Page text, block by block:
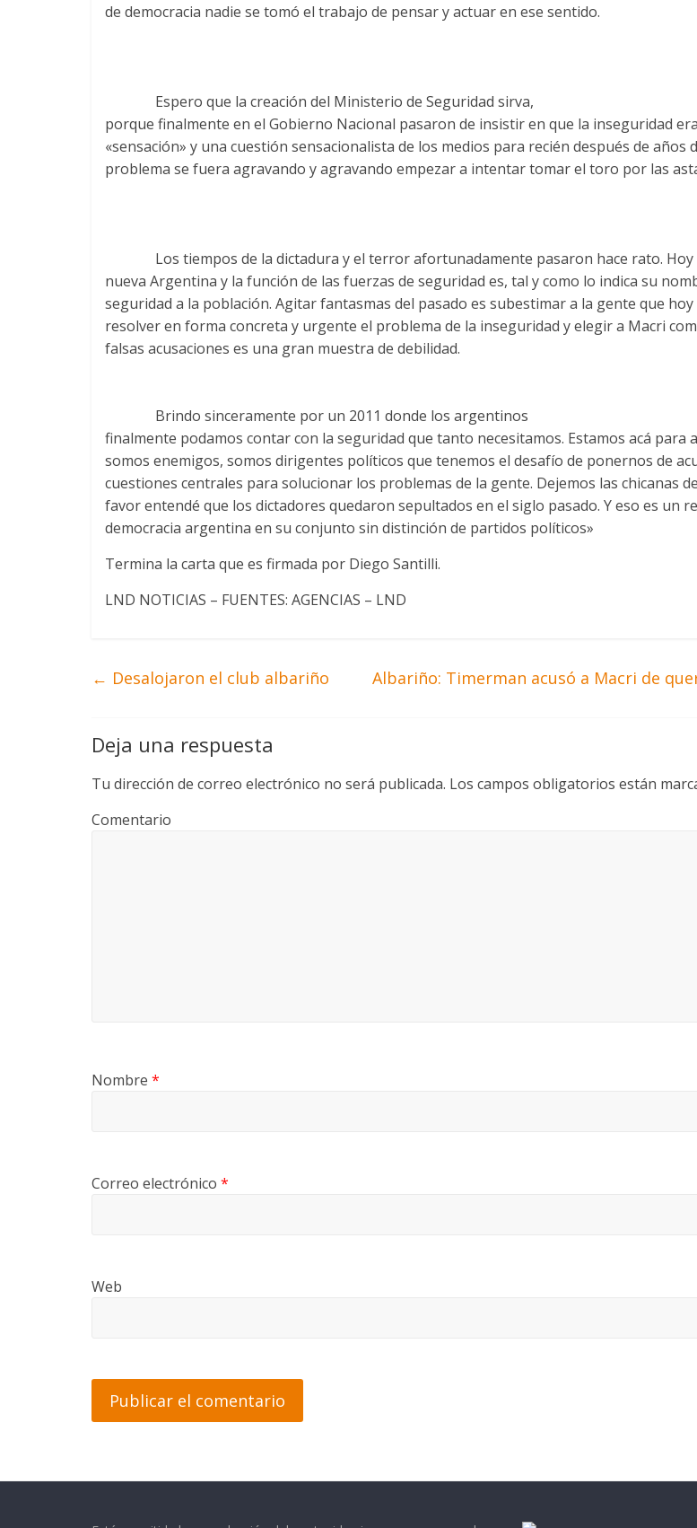
de democracia nadie se tomó el trabajo de pensar y actuar en ese sentido.
Espero que la creación del Ministerio de Seguridad sirva,
porque finalmente en el Gobierno Nacional pasaron de insistir en que la inseguridad
«sensación» y una cuestión sensacionalista de los medios para recién después de años
problema se fuera agravando y agravando empezar a intentar tomar el toro por las
Los tiempos de la dictadura y el terror afortunadamente pasaron hace rato. Hoy
nueva Argentina y la función de las fuerzas de seguridad es, tal y como lo indica su
seguridad a la población. Agitar fantasmas del pasado es subestimar a la gente que hoy
resolver en forma concreta y urgente el problema de la inseguridad y elegir a Macri
falsas acusaciones es una gran muestra de debilidad.
Brindo sinceramente por un 2011 donde los argentinos
finalmente podamos contar con la seguridad que tanto necesitamos. Estamos acá para
somos enemigos, somos dirigentes políticos que tenemos el desafío de ponernos de
cuestiones centrales para solucionar los problemas de la gente. Dejemos las chicanas
favor entendé que los dictadores quedaron sepultados en el siglo pasado. Y eso es un
democracia argentina en su conjunto sin distinción de partidos políticos»
Termina la carta que es firmada por Diego Santilli.
LND NOTICIAS – FUENTES: AGENCIAS – LND
← Desalojaron el club albariño Albariño: Timerman acusó a Macri de
Deja una respuesta
Tu dirección de correo electrónico no será publicada. Los campos obligatorios están
Comentario
Nombre *
Correo electrónico *
Web